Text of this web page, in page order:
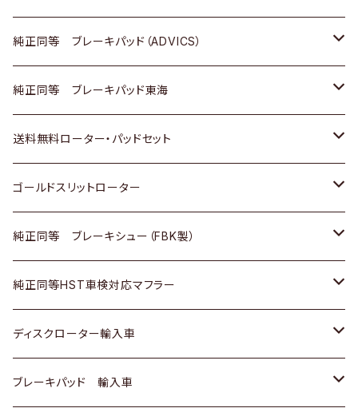
三菱
スバル
日野
三菱ふそう
ＢＭＷ
マツダ
三菱
日野
三菱ふそう
三菱
日野
三菱ふそう
その他
ダイハツ
マツダ
三菱
スバル
日産
いすゞ
ダイハツ
マツダ
三菱
スバル
いすゞ
ダイハツ
マツダ
三菱
ホンダ
スズキ
日産
ダイハツ
マツダ
三菱
スバル
トヨタ
ホンダ
スズキ
日産
いすゞ
ダイハツ
マツダ
三菱
純正同等 ブレーキパッド（ADVICS）
トヨタ
ホンダ
スズキ
日産
ダイハツ
マツダ
三菱
純正同等 ブレーキパッド東海
トヨタ
ホンダ
日産
いすゞ
ダイハツ
マツダ
送料無料ローター・パッドセット
トヨタ
ホンダ
スズキ
日産
ダイハツ
ゴールドスリットローター
トヨタ
ホンダ
スズキ
日産
純正同等 ブレーキシュー（FBK製）
ホンダ
スズキ
日産
純正同等HST車検対応マフラー
トヨタ
ホンダ
ディスクローター輸入車
ＡＵＤＩ
ブレーキパッド 輸入車